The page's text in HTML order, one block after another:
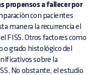
propensos a fallecer por
con pacientes
manera la recurrencia el
FISS. Otros factores como
grado histológico del
sobre la
No obstante, el estudio